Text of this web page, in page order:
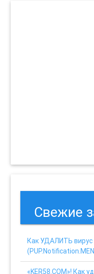
Свежие
Как УДАЛИТЬ вирус
«KER58.COM»! Как